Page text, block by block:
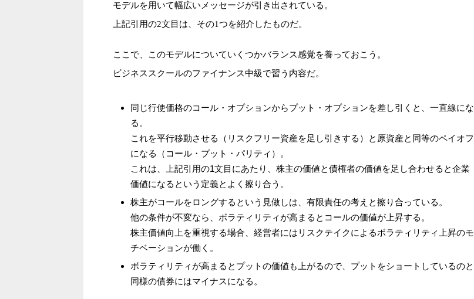
モデルを用いて幅広いメッセージが引き出されている。
上記引用の2文目は、その1つを紹介したものだ。
ここで、このモデルについていくつかバランス感覚を養っておこう。
ビジネススクールのファイナンス中級で習う内容だ。
同じ行使価格のコール・オプションからプット・オプションを差し引くと、一直線にな
る。
これを平行移動させる（リスクフリー資産を足し引きする）と原資産と同等のペイオフ
になる（コール・プット・パリティ）。
これは、上記引用の1文目にあたり、株主の価値と債権者の価値を足し合わせると企業
価値になるという定義とよく擦り合う。
株主がコールをロングするという見做しは、有限責任の考えと擦り合っている。
他の条件が不変なら、ボラティリティが高まるとコールの価値が上昇する。
株主価値向上を重視する場合、経営者にはリスクテイクによるボラティリティ上昇のモ
チベーションが働く。
ボラティリティが高まるとプットの価値も上がるので、プットをショートしているのと
同様の債券にはマイナスになる。